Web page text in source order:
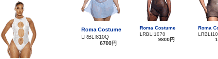
Roma Costume
LRBLI810Q
6700円
Roma Costume
LRBLI1070
9800円
Roma